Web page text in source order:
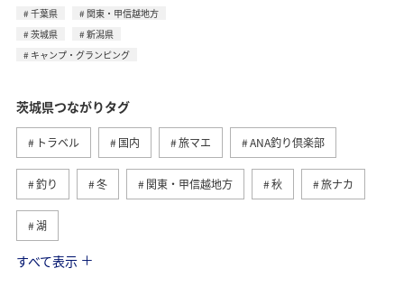
千葉県
関東・甲信越地方
茨城県
新潟県
キャンプ・グランピング
茨城県つながりタグ
トラベル 国内 旅マエ ANA釣り倶楽部
釣り 冬 関東・甲信越地方 秋 旅ナカ
湖
千葉県
すべて表示